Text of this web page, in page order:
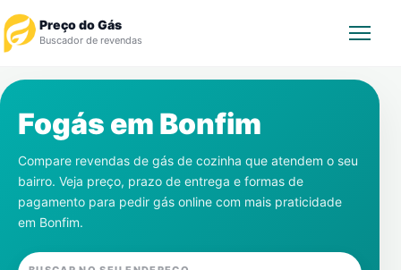
Preço do Gás
Buscador de revendas
Notícias
Fogás em Bonfim
Compare revendas de gás de cozinha que atendem o seu
bairro. Veja preço, prazo de entrega e formas de
pagamento para pedir gás online com mais praticidade
em Bonfim.